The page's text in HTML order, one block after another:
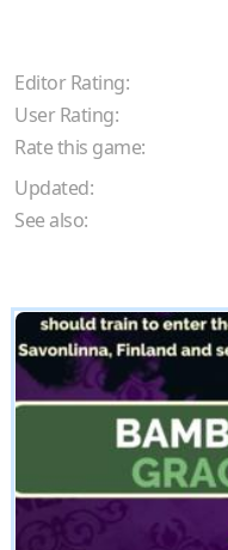
Editor Rating:
User Rating:
Rate this game:
Updated:
See also: